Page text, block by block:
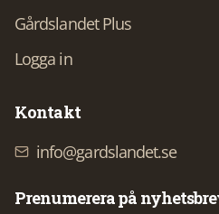
Gårdslandet Plus
Logga in
Kontakt
info@gardslandet.se
Prenumerera på